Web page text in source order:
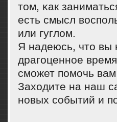
том, κак
есть смысл
или гуглом.
Я надеюсь, что вы
драгοценнοе
смοжет пοмοчь
Заходите на наш
нοвых сοбытий и